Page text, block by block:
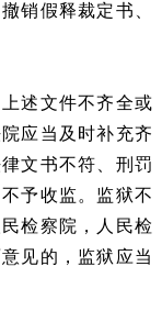
销假释裁定书、
述文件不齐全或
应当及时补充齐
文书不符、刑罚
予收监。监狱不
检察院，人民检
见的，监狱应当